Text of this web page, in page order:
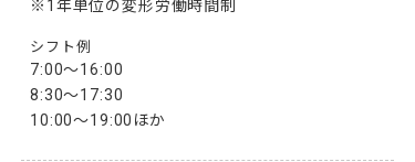
※1年単位の変形労働時間制
シフト例
7:00～16:00
8:30～17:30
10:00～19:00ほか